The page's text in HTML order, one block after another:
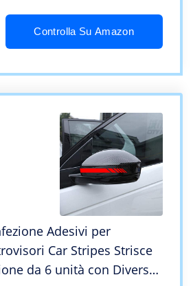
Controlla Su Amazon
Adesivi per
Car Stripes Strisce
da 6 unità con Diverse